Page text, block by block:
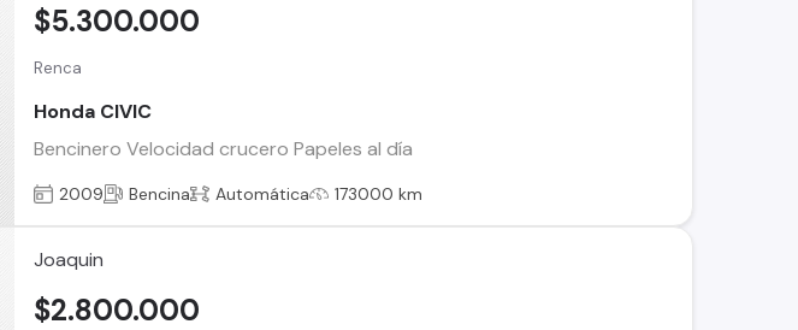
Renca
Honda CIVIC
Bencinero Velocidad crucero Papeles al día
$5.300.000
2009 Bencina Automática 173000 km
Joaquin
$2.800.000